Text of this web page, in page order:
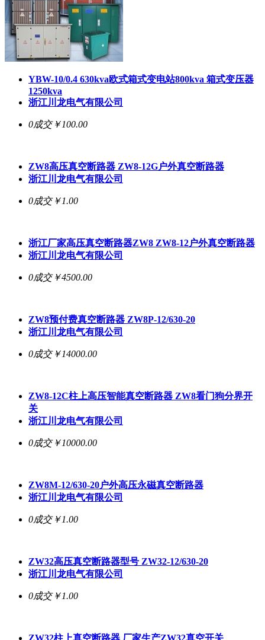
YBW-10/0.4 630kva欧式箱式变电站800kva 箱式变压器
1250kva
浙江川龙电气有限公司
0成交￥100.00
ZW8高压真空断路器 ZW8-12G户外真空断路器
浙江川龙电气有限公司
0成交￥1.00
浙江厂家高压真空断路器ZW8 ZW8-12户外真空断路器
浙江川龙电气有限公司
0成交￥4500.00
ZW8预付费真空断路器 ZW8P-12/630-20
浙江川龙电气有限公司
0成交￥14000.00
ZW8-12C柱上高压智能真空断路器 ZW8看门狗分界开
关
浙江川龙电气有限公司
0成交￥10000.00
ZW8M-12/630-20户外高压永磁真空断路器
浙江川龙电气有限公司
0成交￥1.00
ZW32高压真空断路器型号 ZW32-12/630-20
浙江川龙电气有限公司
0成交￥1.00
ZW32柱上真空断路器 厂家生产ZW32真空开关